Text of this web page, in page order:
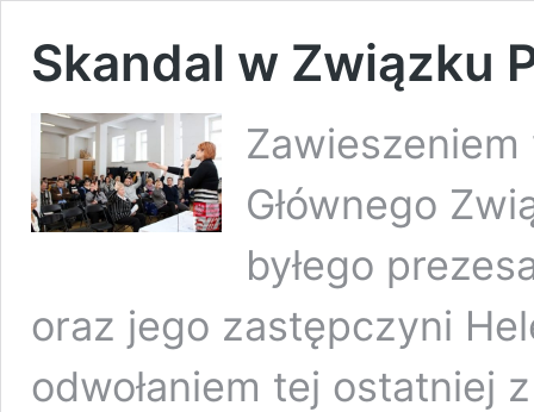
Skandal w Związku
Głównego
byłego
oraz jego zastępczyni
odwołaniem tej ostatniej